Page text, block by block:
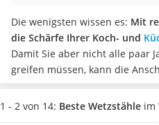
AEG-Waschmaschine
Saug-Wisch-Roboter
Handstaubsauger
Milchaufschäumer
Kondenstrockner
Reiskocher
Die wenigsten wissen es: Mit
die Schärfe Ihrer Koch- und
Damit Sie aber nicht alle paar
greifen müssen, kann die
sinnvoll sein. Finden Sie Ihren
übersichtlichen Tabelle, der
1 - 2 von 14: Beste Wetzstähle im